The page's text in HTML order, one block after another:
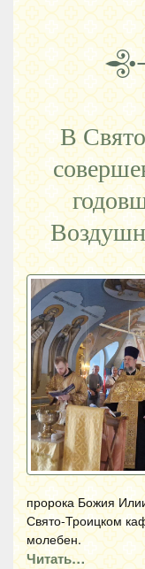
В
пророка Божия
Свято-Троицком
молебен.
Читать…